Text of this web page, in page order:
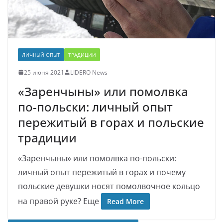
ЛИЧНЫЙ ОПЫТ ТРАДИЦИИ
25 июня 2021 LIDERO News
«Заренчыны» или помолвка
по-польски: личный опыт
пережитый в горах и польские
традиции
«Заренчыны» или помолвка по-польски:
личный опыт пережитый в горах и почему
польские девушки носят помолвочное кольцо
на правой руке? Еще
Read More